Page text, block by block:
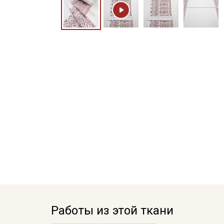
Работы из этой ткани